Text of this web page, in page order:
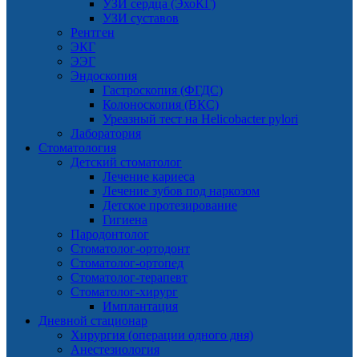
УЗИ сердца (ЭхоКГ)
УЗИ суставов
Рентген
ЭКГ
ЭЭГ
Эндоскопия
Гастроскопия (ФГДС)
Колоноскопия (ВКС)
Уреазный тест на Helicobacter pylori
Лаборатория
Стоматология
Детский стоматолог
Лечение кариеса
Лечение зубов под наркозом
Детское протезирование
Гигиена
Пародонтолог
Стоматолог-ортодонт
Стоматолог-ортопед
Стоматолог-терапевт
Стоматолог-хирург
Имплантация
Дневной стационар
Хирургия (операции одного дня)
Анестезиология